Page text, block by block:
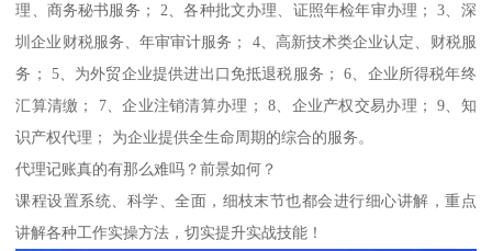
理、商务秘书服务； 2、各种批文办理、证照年检年审办理； 3、深
圳企业财税服务、年审审计服务； 4、高新技术类企业认定、财税服
务； 5、为外贸企业提供进出口免抵退税服务； 6、企业所得税年终
汇算清缴； 7、企业注销清算办理； 8、企业产权交易办理； 9、知
识产权代理； 为企业提供全生命周期的综合的服务。
代理记账真的有那么难吗？前景如何？
课程设置系统、科学、全面，细枝末节也都会进行细心讲解，重点
讲解各种工作实操方法，切实提升实战技能！